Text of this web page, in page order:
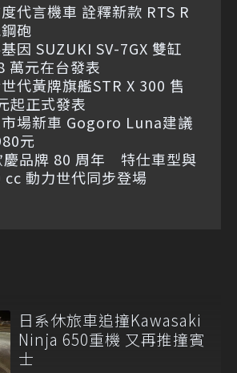
代言機車 詮釋新款 RTS R
砲
因 SUZUKI SV-7GX 雙缸
萬元在台發表
代黃牌旗艦STR X 300 售
起正式發表
場新車 Gogoro Luna建議
元
慶品牌 80 周年 特仕車型與
cc 動力世代同步登場
日系休旅車追撞Kawasaki
Ninja 650重機 又再推撞賓
士